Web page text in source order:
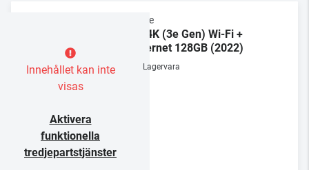
Innehållet kan inte
visas
Aktivera
funktionella
tredjepartstjänster
Apple
TV 4K (3e Gen) Wi-Fi +
Ethernet 128GB (2022)
Lagervara